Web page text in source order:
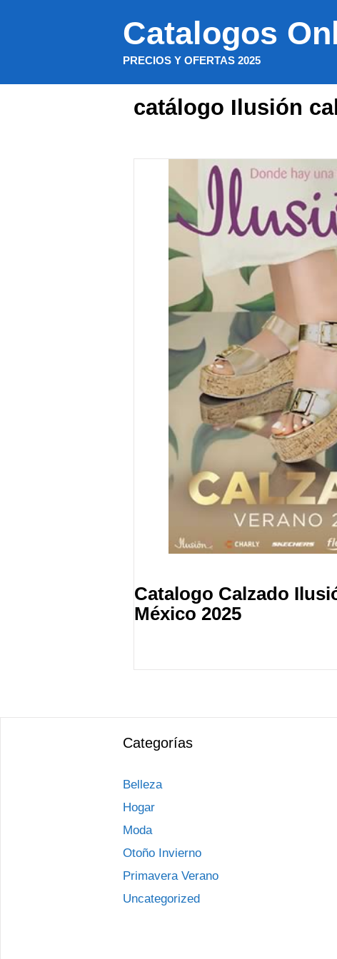
Catalogos
PRECIOS Y OFERTAS 2025
catálogo Ilusión
Catalogo Calzado
México 2025
Categorías
Belleza
Hogar
Moda
Otoño Invierno
Primavera Verano
Uncategorized